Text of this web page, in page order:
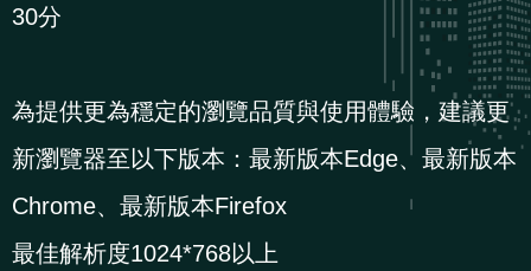
私
資
訊
安
30分
為提供更為穩定的瀏覽品質與使用體驗，建議更
新瀏覽器至以下版本：最新版本Edge、最新版本
Chrome、最新版本Firefox
最佳解析度1024*768以上